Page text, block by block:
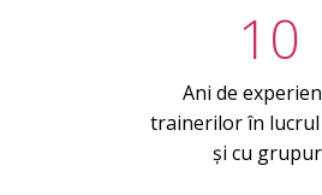
10
Ani de
trainerilor în lucrul
și cu